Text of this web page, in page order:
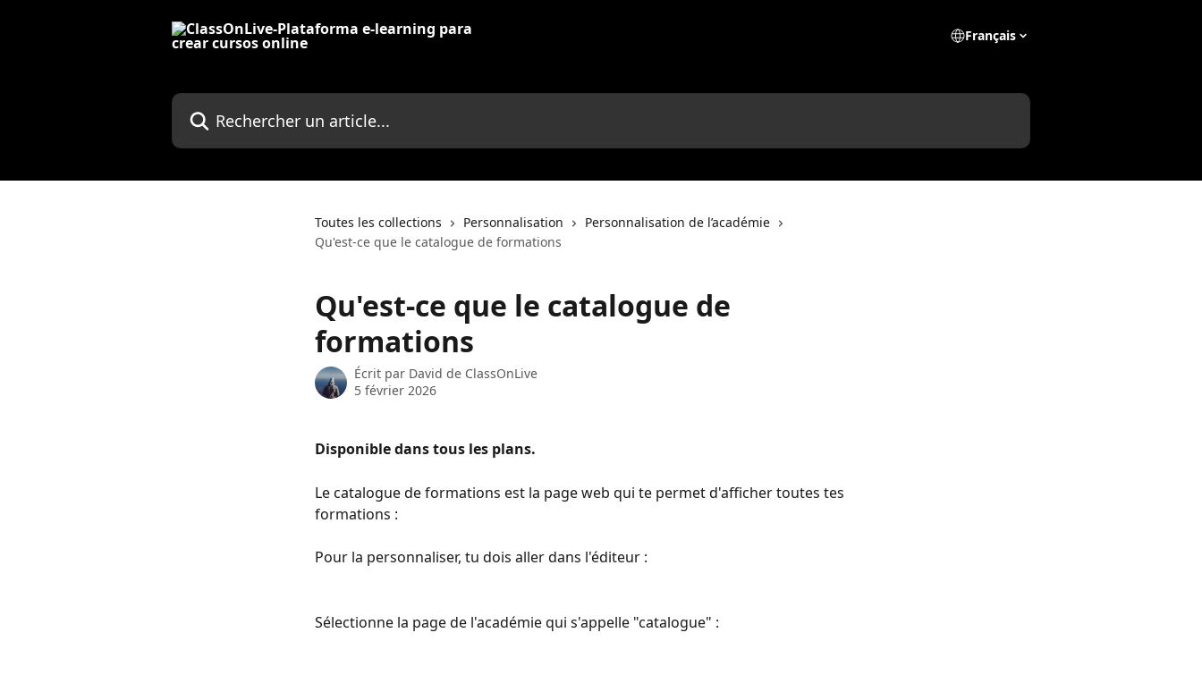
Français
Rechercher un article...
Toutes les collections Personnalisation
Personnalisation de l’académie
Qu'est-ce que le catalogue de formations
Qu'est-ce que le catalogue de
formations
Écrit par David de ClassOnLive
5 février 2026
Disponible dans tous les plans.
Le catalogue de formations est la page web qui te permet d'afficher toutes tes
formations :
Pour la personnaliser, tu dois aller dans l'éditeur :
Sélectionne la page de l'académie qui s'appelle "catalogue" :